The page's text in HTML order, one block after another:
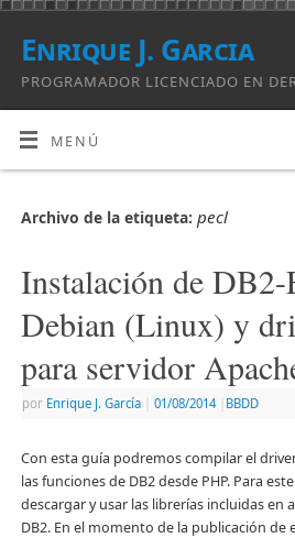
Enrique J. Garcia
PROGRAMADOR LICENCIADO EN
MENÚ
Archivo de la etiqueta: pecl
Instalación de DB2-
Debian (Linux) y
para servidor
por Enrique J. Garcí­a 01/08/2014 BBDD
Con esta guía podremos compilar el
las funciones de DB2 desde PHP. Para
descargar y usar las librerías incluidas en
DB2. En el momento de la publicación de